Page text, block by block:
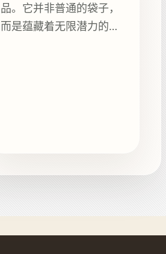
品。它并非普通的袋子，
而是蕴藏着无限潜力的容